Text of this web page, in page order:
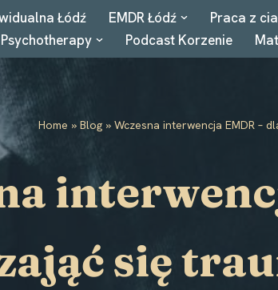
Łódź EMDR Łódź Praca z
Podcast Korzenie
Home » Blog » Wczesna interwencja EMDR –
się